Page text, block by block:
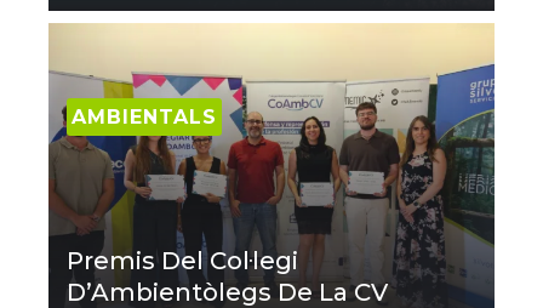
AMBIENTALS
Premis Del Col·legi
D’Ambientòlegs De La CV